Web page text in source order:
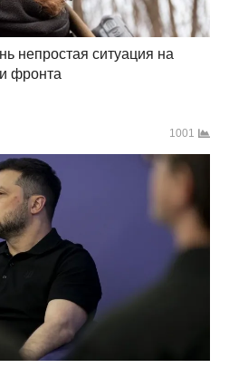
непростая ситуация на
фронта
1001